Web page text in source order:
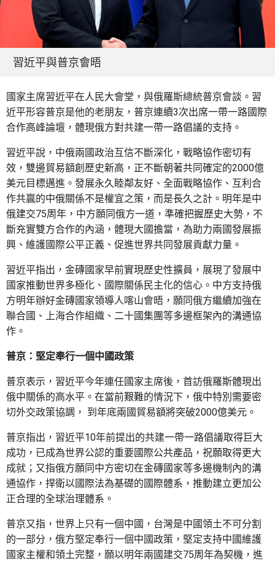
習近平與普京會晤
國家主席習近平在人民大會堂，與俄羅斯總統普京會談。習
近平形容普京是他的老朋友，普京連續3次出席一帶一路國際
合作高峰論壇，體現俄方對共建一帶一路倡議的支持。
習近平說，中俄兩國政治互信不斷深化，戰略協作密切有
效，雙邊貿易額創歷史新高，正不斷朝著共同確定的2000億
美元目標邁進。發展永久睦鄰友好、全面戰略協作、互利合
作共贏的中俄關係不是權宜之策，而是長久之計。明年是中
俄建交75周年，中方願同俄方一道，準確把握歷史大勢，不
斷充實雙方合作的內涵，體現大國擔當，為助力兩國發展振
興、維護國際公平正義、促進世界共同發展貢獻力量。
習近平指出，金磚國家早前實現歷史性擴員，展現了發展中
國家推動世界多極化、國際關係民主化的信心。中方支持俄
方明年辦好金磚國家領導人喀山會晤，願同俄方繼續加強在
聯合國、上海合作組織、二十國集團等多邊框架內的溝通協
作。
普京：堅定奉行一個中國政策
普京表示，習近平今年連任國家主席後，首訪俄羅斯體現出
俄中關係的高水平。在當前艱難的情況下，俄中特別需要密
切外交政策協調， 到年底兩國貿易額將突破2000億美元。
普京指出，習近平10年前提出的共建一帶一路倡議取得巨大
成功，已成為世界公認的重要國際公共產品，祝願取得更大
成就；又指俄方願同中方密切在金磚國家等多邊機制內的溝
通協作，捍衛以國際法為基礎的國際體系，推動建立更加公
正合理的全球治理體系。
普京又指，世界上只有一個中國，台灣是中國領土不可分割
的一部分，俄方堅定奉行一個中國政策，堅定支持中國維護
國家主權和領土完整，願以明年兩國建交75周年為契機，進